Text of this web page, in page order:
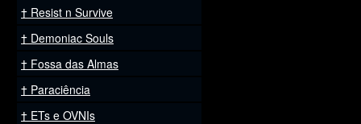
Resist n Survive
Demoniac Souls
Fossa das Almas
Paraciência
ETs e OVNIs